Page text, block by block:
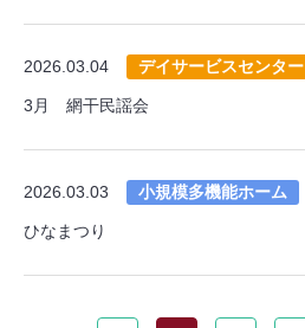
2026.03.04 デイサービスセンター
3月 網干民謡会
2026.03.03 小規模多機能ホーム
ひなまつり